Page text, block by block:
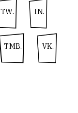
TW. IN.
TMB. VK.